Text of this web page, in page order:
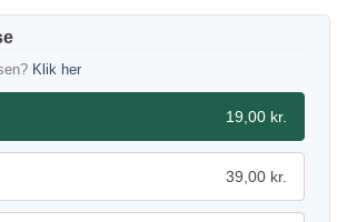
Klik her
19,00 kr.
39,00 kr.